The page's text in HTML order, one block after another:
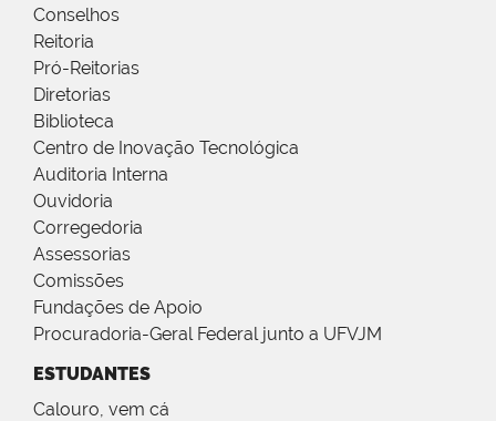
Conselhos
Reitoria
Pró-Reitorias
Diretorias
Biblioteca
Centro de Inovação Tecnológica
Auditoria Interna
Ouvidoria
Corregedoria
Assessorias
Comissões
Fundações de Apoio
Procuradoria-Geral Federal junto a UFVJM
ESTUDANTES
Calouro, vem cá